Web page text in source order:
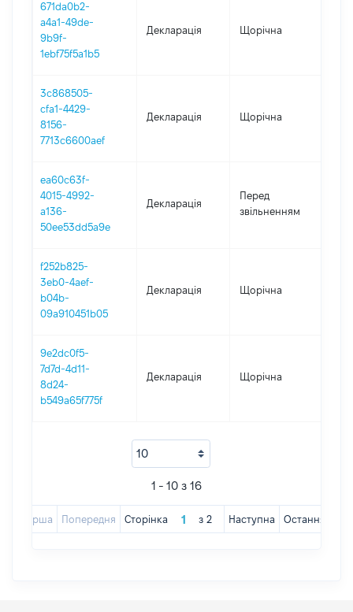
671da0b2-
a4a1-49de-
9b9f-
1ebf75f5a1b5
Декларація Щорічна
3c868505-
cfa1-4429-
8156-
7713c6600aef
Декларація Щорічна
ea60c63f-
4015-4992-
a136-
50ee53dd5a9e
Декларація
Перед
звільненням
f252b825-
3eb0-4aef-
b04b-
09a910451b05
Декларація Щорічна
9e2dc0f5-
7d7d-4d11-
8d24-
b549a65f775f
Декларація Щорічна
1 - 10 з 16
Перша Попередня Сторінка з 2 Наступна Остання